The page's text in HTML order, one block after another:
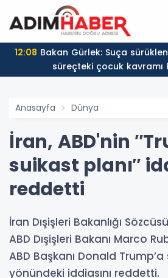
12:08
süreçteki çocuk kavramı
Anasayfa Dünya
İran, ABD'nin
suikast planı″
reddetti
İran Dışişleri Bakanlığı
ABD Dışişleri Bakanı Marco
ABD Başkanı Donald
yönündeki iddiasını reddetti.